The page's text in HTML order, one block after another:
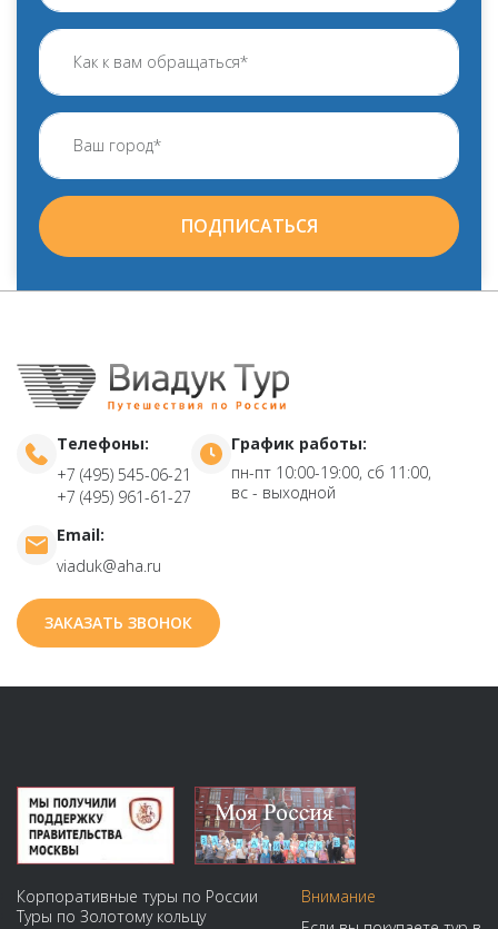
ПОДПИСАТЬСЯ
Телефоны:
+7 (495) 545-06-21
+7 (495) 961-61-27
График работы:
пн-пт 10:00-19:00, сб 11:00,
вс - выходной
Email:
viaduk@aha.ru
ЗАКАЗАТЬ ЗВОНОК
Корпоративные туры по России
Туры по Золотому кольцу
Внимание